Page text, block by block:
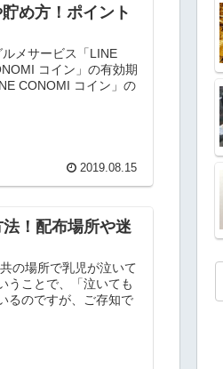
め方！ポイント
メサービス「LINE
コイン」の有効期
CONOMI コイン」の
2019.08.15
！配布場所や迷
の場所で乳児が泣いて
うことで、「泣いても
るのですが、ご存知で